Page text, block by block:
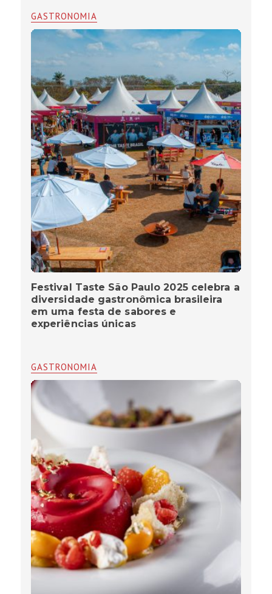
GASTRONOMIA
Festival Taste São Paulo 2025 celebra a
diversidade gastronômica brasileira
em uma festa de sabores e
experiências únicas
GASTRONOMIA